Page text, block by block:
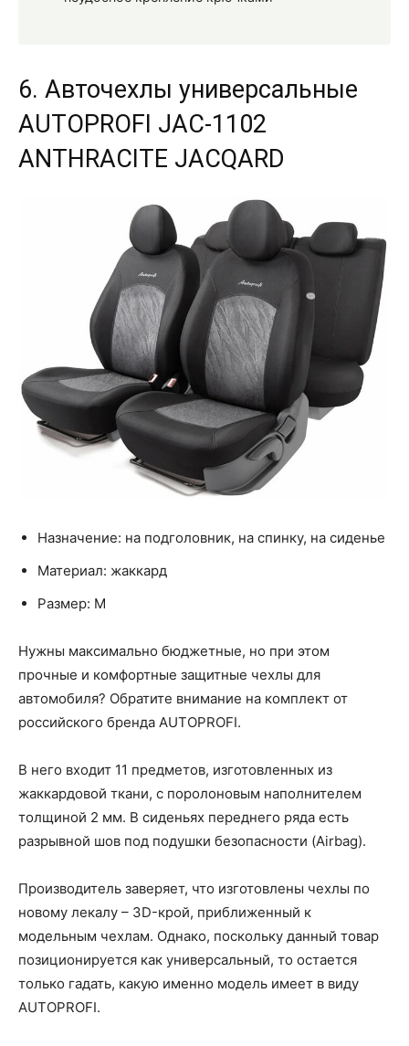
6. Авточехлы универсальные
AUTOPROFI JAC-1102
ANTHRACITE JACQARD
Назначение: на подголовник, на спинку, на сиденье
Материал: жаккард
Размер: M
Нужны максимально бюджетные, но при этом
прочные и комфортные защитные чехлы для
автомобиля? Обратите внимание на комплект от
российского бренда AUTOPROFI.
В него входит 11 предметов, изготовленных из
жаккардовой ткани, с поролоновым наполнителем
толщиной 2 мм. В сиденьях переднего ряда есть
разрывной шов под подушки безопасности (Airbag).
Производитель заверяет, что изготовлены чехлы по
новому лекалу – 3D-крой, приближенный к
модельным чехлам. Однако, поскольку данный товар
позиционируется как универсальный, то остается
только гадать, какую именно модель имеет в виду
AUTOPROFI.